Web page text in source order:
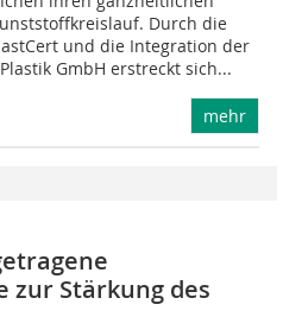
Durch die
und die Integration der
GmbH erstreckt sich...
mehr
zur Stärkung des